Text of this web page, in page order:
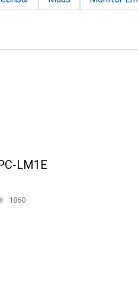
LM1E
1860